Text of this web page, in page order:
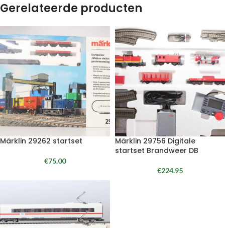
Gerelateerde producten
Märklin 29262 startset
€75.00
Märklin 29756 Digitale
startset Brandweer DB
€224.95